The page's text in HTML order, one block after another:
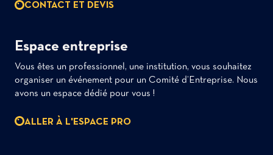
CONTACT ET DEVIS
Espace entreprise
Vous êtes un professionnel, une institution, vous souhaitez
organiser un événement pour un Comité d’Entreprise. Nous
avons un espace dédié pour vous !
ALLER À L'ESPACE PRO